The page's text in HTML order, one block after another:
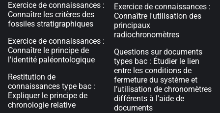
Exercice de connaissances :
Connaître les critères des
fossiles stratigraphiques
Exercice de connaissances :
Connaître le principe de
l'identité paléontologique
Restitution de
connaissances type bac :
Expliquer le principe de
chronologie relative
Exercice de connaissances :
Connaître l'utilisation des
principaux
radiochronomètres
Questions sur documents
types bac : Étudier le lien
entre les conditions de
fermeture du système et
l’utilisation de chronomètres
différents à l'aide de
documents